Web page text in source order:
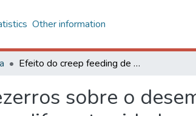
Other information
Efeito do creep feeding de bezerros sobre o desempenho de vacas Nelore primíparas cobertas em diferentes idades
sobre o